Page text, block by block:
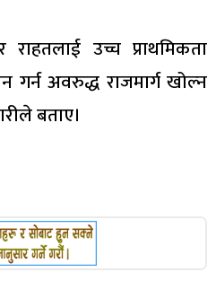
उच्च प्राथमिकता
गर्न अवरुद्ध राजमार्ग खोल्न
बताए।